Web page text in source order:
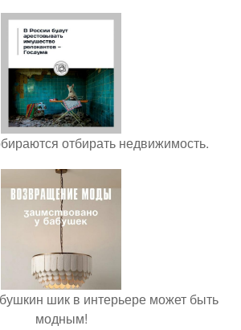
отбирать недвижимость.
шик в интерьере может быть
модным!